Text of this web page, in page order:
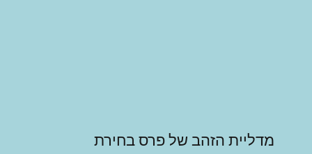
מדליית הזהב של פרס בחירת